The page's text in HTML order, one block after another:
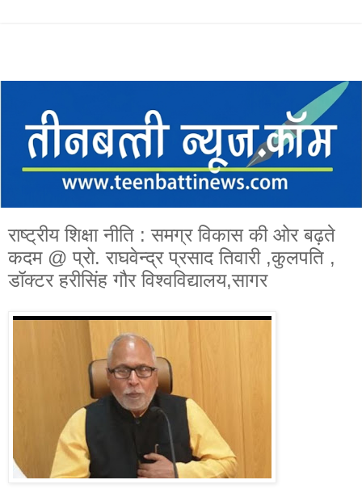
राष्ट्रीय शिक्षा नीति : समग्र विकास की ओर बढ़ते
कदम @ प्रो. राघवेन्द्र प्रसाद तिवारी ,कुलपति ,
डॉक्टर हरीसिंह गौर विश्वविद्यालय,सागर